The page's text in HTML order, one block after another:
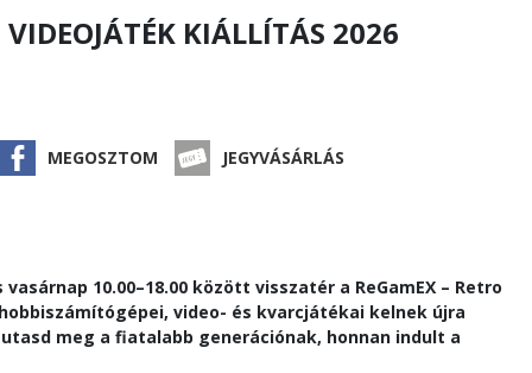
VIDEOJÁTÉK KIÁLLÍTÁS 2026
MEGOSZTOM JEGYVÁSÁRLÁS
10.00–18.00 között visszatér a ReGamEX – Retro
video- és kvarcjátékai kelnek újra
meg a fiatalabb generációnak, honnan indult a